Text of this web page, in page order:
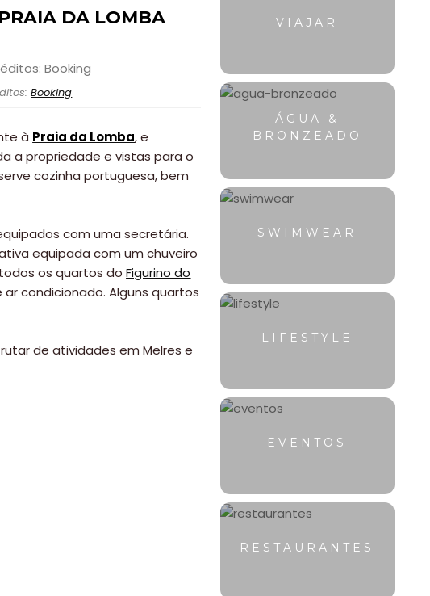
DA LOMBA
Booking
à Praia da Lomba, e
a propriedade e vistas para o
cozinha portuguesa, bem
com uma secretária.
equipada com um chuveiro
os quartos doFigurino do
condicionado. Alguns quartos
de atividades em Melres e
VIAJAR
ÁGUA &
BRONZEADO
SWIMWEAR
LIFESTYLE
EVENTOS
RESTAURANTES